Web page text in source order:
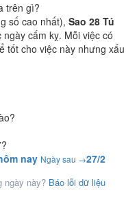
trên gì?
số cao nhất), Sao 28 Tú
ngày cấm kỵ. Mỗi việc có
tốt cho việc này nhưng xấu
nay Ngày sau →27/2
ngày này? Báo lỗi dữ liệu